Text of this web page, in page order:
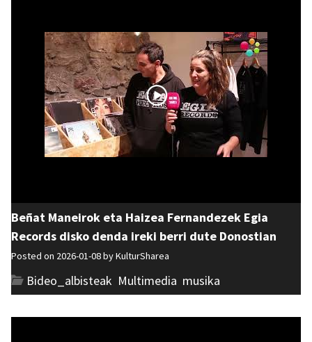
Beñat Maneirok eta Haizea Fernandezek Egia
Records disko denda ireki berri dute Donostian
Posted on 2026-01-08 byKulturSharea
Bideo_albisteak Multimedia musika